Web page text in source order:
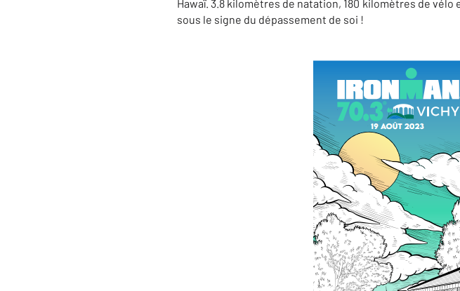
Hawaï. 3.8 kilomètres de natation, 180 kilomètres de
sous le signe du dépassement de soi !